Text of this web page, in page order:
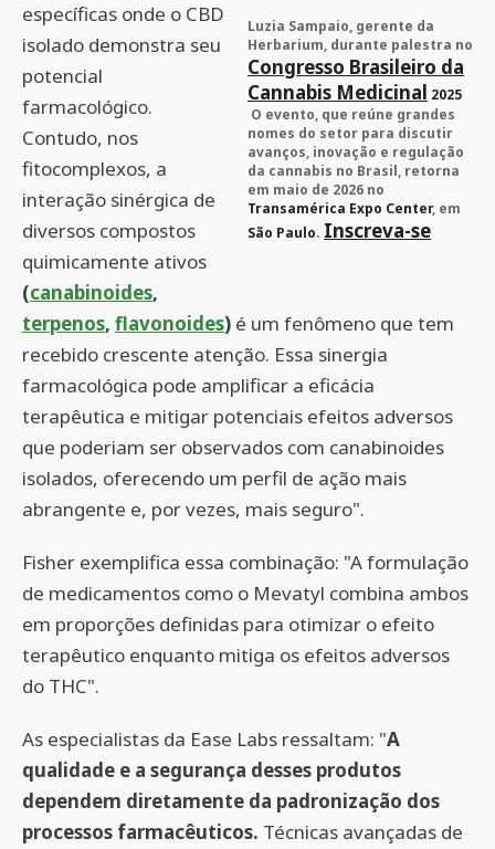
Luzia Sampaio, gerente da
Herbarium, durante palestra no
Congresso Brasileiro da
Cannabis Medicinal 2025
O evento, que reúne grandes
nomes do setor para discutir
avanços, inovação e regulação
da cannabis no Brasil, retorna
em maio de 2026 no
Transamérica Expo Center, em
São Paulo. Inscreva-se
específicas onde o CBD
isolado demonstra seu
potencial
farmacológico.
Contudo, nos
fitocomplexos, a
interação sinérgica de
diversos compostos
quimicamente ativos
(canabinoides,
terpenos, flavonoides) é um fenômeno que tem
recebido crescente atenção. Essa sinergia
farmacológica pode amplificar a eficácia
terapêutica e mitigar potenciais efeitos adversos
que poderiam ser observados com canabinoides
isolados, oferecendo um perfil de ação mais
abrangente e, por vezes, mais seguro".
Fisher exemplifica essa combinação: "A formulação
de medicamentos como o Mevatyl combina ambos
em proporções definidas para otimizar o efeito
terapêutico enquanto mitiga os efeitos adversos
do THC".
As especialistas da Ease Labs ressaltam: "A
qualidade e a segurança desses produtos
dependem diretamente da padronização dos
processos farmacêuticos. Técnicas avançadas de